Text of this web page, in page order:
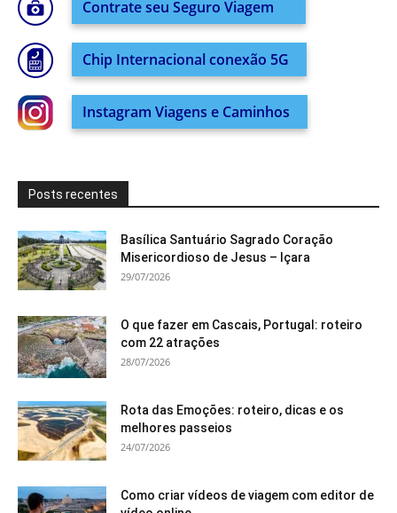
Contrate seu Seguro Viagem
Chip Internacional conexão 5G
Instagram Viagens e Caminhos
Posts recentes
Basílica Santuário Sagrado Coração
Misericordioso de Jesus – Içara
29/07/2026
O que fazer em Cascais, Portugal: roteiro
com 22 atrações
28/07/2026
Rota das Emoções: roteiro, dicas e os
melhores passeios
24/07/2026
Como criar vídeos de viagem com editor de